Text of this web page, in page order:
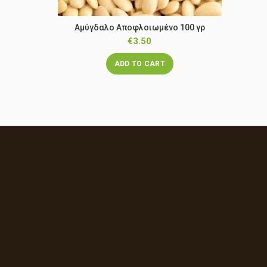
Αμύγδαλο Αποφλοιωμένο 100 γρ
€3.50
ADD TO CART